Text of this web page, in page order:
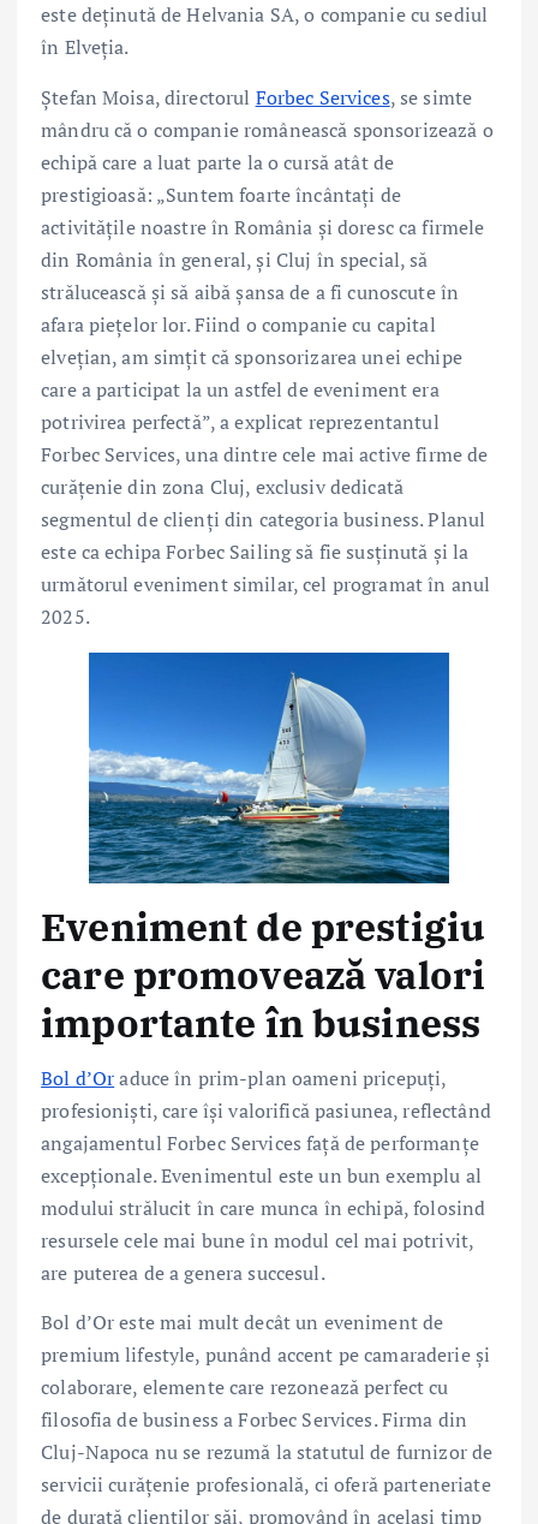
este deținută de Helvania SA, o companie cu sediul
în Elveția.
Ștefan Moisa, directorul Forbec Services, se simte
mândru că o companie românească sponsorizează o
echipă care a luat parte la o cursă atât de
prestigioasă: „Suntem foarte încântați de
activitățile noastre în România și doresc ca firmele
din România în general, și Cluj în special, să
strălucească și să aibă șansa de a fi cunoscute în
afara piețelor lor. Fiind o companie cu capital
elvețian, am simțit că sponsorizarea unei echipe
care a participat la un astfel de eveniment era
potrivirea perfectă”, a explicat reprezentantul
Forbec Services, una dintre cele mai active firme de
curățenie din zona Cluj, exclusiv dedicată
segmentul de clienți din categoria business. Planul
este ca echipa Forbec Sailing să fie susținută și la
următorul eveniment similar, cel programat în anul
2025.
Eveniment de prestigiu
care promovează valori
importante în business
Bol d’Oraduce în prim-plan oameni pricepuți,
profesioniști, care își valorifică pasiunea, reflectând
angajamentul Forbec Services față de performanțe
excepționale. Evenimentul este un bun exemplu al
modului strălucit în care munca în echipă, folosind
resursele cele mai bune în modul cel mai potrivit,
are puterea de a genera succesul.
Bol d’Or este mai mult decât un eveniment de
premium lifestyle, punând accent pe camaraderie și
colaborare, elemente care rezonează perfect cu
filosofia de business a Forbec Services. Firma din
Cluj-Napoca nu se rezumă la statutul de furnizor de
servicii curățenie profesională, ci oferă parteneriate
de durată clienților săi, promovând în același timp